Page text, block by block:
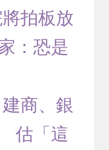
拍板放
：恐是
商、銀
估「這